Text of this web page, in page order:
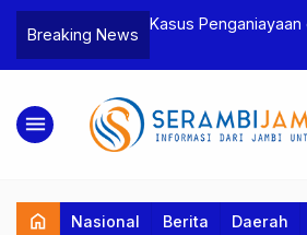
Breaking News
Bea Cukai
Pelaku beserta
dan 146 Gram
Kasus Penganiayaan
Tebo Tetapkan Dua
menu
home Nasional Berita Daerah